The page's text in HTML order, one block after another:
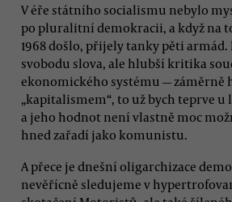
V éře státního socialismu nebylo
po pluralitní demokracii, a když na
1968 došlo, přijely tanky pěti armád.
svobodu slova, ale hlubší kritika
ekonomického systému — záměrně
„kapitalismem“, to už bych teprve
a jeho hodnot není vlastně moc
hned zařadí jako komunistu.
A přece je dnešní oligarchizace
nevěřícně sledujeme v